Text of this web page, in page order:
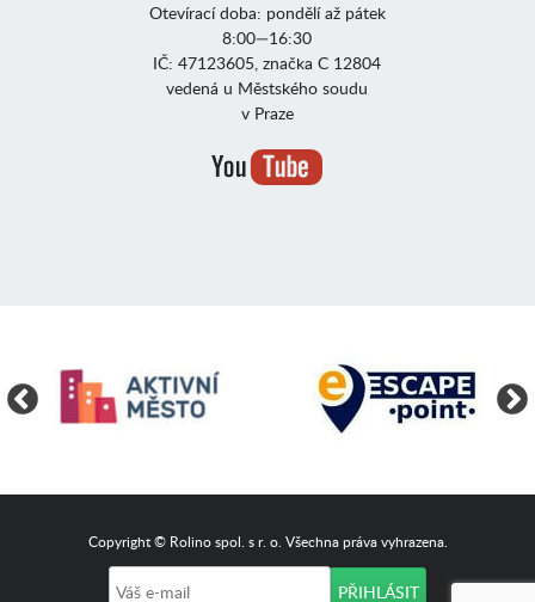
Otevírací doba: pondělí až pátek
8:00—16:30
IČ: 47123605, značka C 12804
vedená u Městského soudu
v Praze
Copyright © Rolino spol. s r. o. Všechna práva vyhrazena.